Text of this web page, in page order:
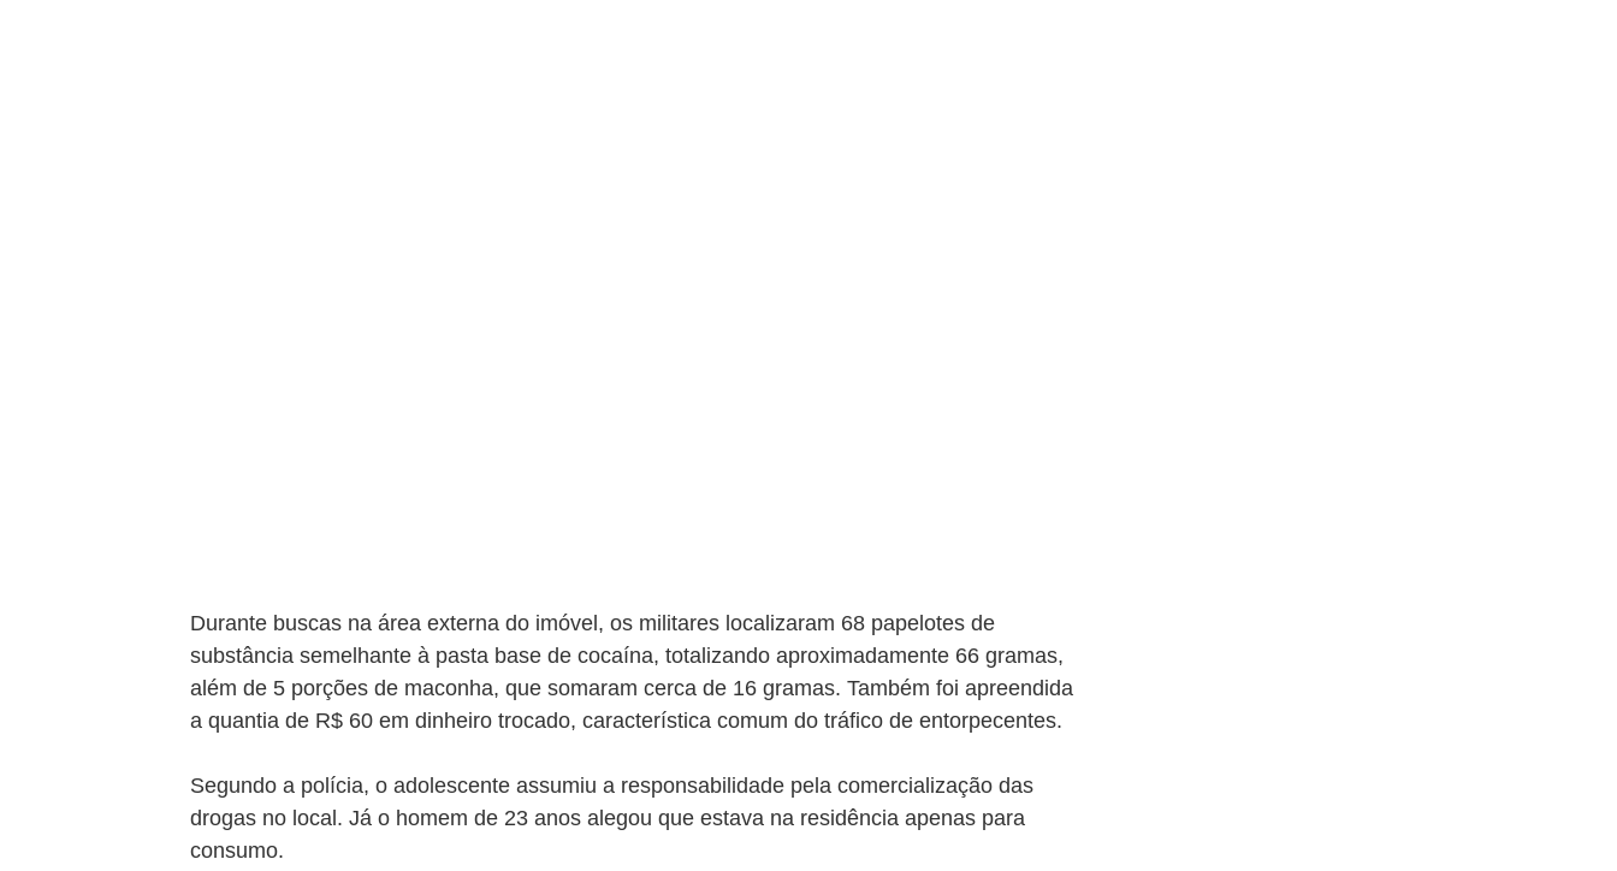
Durante buscas na área externa do imóvel, os militares localizaram 68 papelotes de
substância semelhante à pasta base de cocaína, totalizando aproximadamente 66 gramas,
além de 5 porções de maconha, que somaram cerca de 16 gramas. Também foi apreendida
a quantia de R$ 60 em dinheiro trocado, característica comum do tráfico de entorpecentes.
Segundo a polícia, o adolescente assumiu a responsabilidade pela comercialização das
drogas no local. Já o homem de 23 anos alegou que estava na residência apenas para
consumo.